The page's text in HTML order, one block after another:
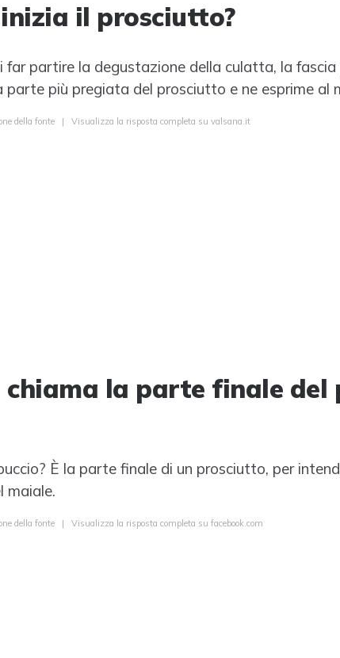
il prosciutto?
far partire la degustazione della culatta, la
parte più pregiata del prosciutto e ne esprime al
della fonte | Visualizza la risposta completa su valsana.it
chiama la parte finale del
È la parte finale di un prosciutto, per
maiale.
della fonte | Visualizza la risposta completa su facebook.com